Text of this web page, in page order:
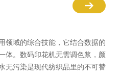
领域的综合技能，它结合数据的
体。数码印花机无需调色浆，颜
无污染是现代纺织品里的不可替